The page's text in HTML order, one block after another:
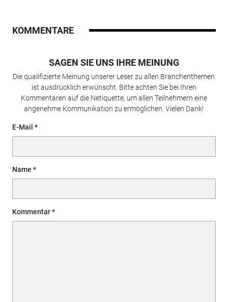
KOMMENTARE
SAGEN SIE UNS IHRE MEINUNG
Die qualifizierte Meinung unserer Leser zu allen Branchenthemen
ist ausdrücklich erwünscht. Bitte achten Sie bei Ihren
Kommentaren auf die Netiquette, um allen Teilnehmern eine
angenehme Kommunikation zu ermöglichen. Vielen Dank!
E-Mail
Name
Kommentar